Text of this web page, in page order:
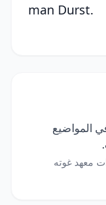
man Durst.
المواضيع
معهد غوته